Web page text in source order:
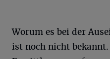
Worum es bei der
ist noch nicht